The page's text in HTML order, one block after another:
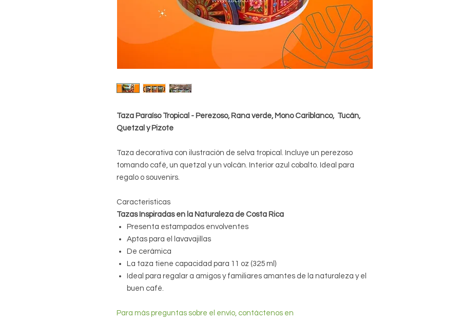
Taza Paraíso Tropical - Perezoso, Rana verde, Mono Cariblanco, Tucán,
Quetzal y Pizote
Taza decorativa con ilustración de selva tropical. Incluye un perezoso
tomando café, un quetzal y un volcán. Interior azul cobalto. Ideal para
regalo o souvenirs.
Caracteristicas
Tazas Inspiradas en la Naturaleza de Costa Rica
Presenta estampados envolventes
Aptas para el lavavajillas
De cerámica
La taza tiene capacidad para 11 oz (325 ml)
Ideal para regalar a amigos y familiares amantes de la naturaleza y el
buen café.
Para más preguntas sobre el envío, contáctenos en